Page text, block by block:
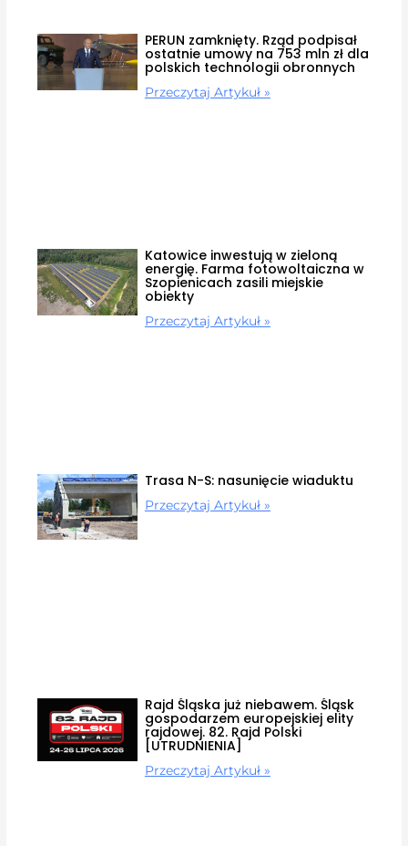
PERUN zamknięty. Rząd podpisał
ostatnie umowy na 753 mln zł dla
polskich technologii obronnych
Przeczytaj Artykuł »
Katowice inwestują w zieloną
energię. Farma fotowoltaiczna w
Szopienicach zasili miejskie
obiekty
Przeczytaj Artykuł »
Trasa N-S: nasunięcie wiaduktu
Przeczytaj Artykuł »
Rajd Śląska już niebawem. Śląsk
gospodarzem europejskiej elity
rajdowej. 82. Rajd Polski
[UTRUDNIENIA]
Przeczytaj Artykuł »